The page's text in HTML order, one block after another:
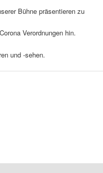
Bühne präsentieren zu
Verordnungen hin.
und -sehen.